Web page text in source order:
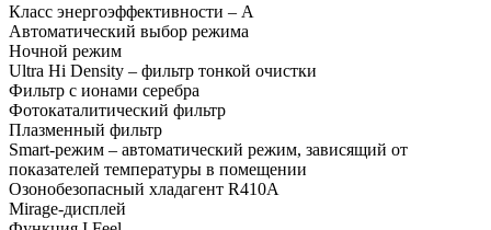
Класс энергоэффективности – А
Автоматический выбор режима
Ночной режим
Ultra Hi Density – фильтр тонкой очистки
Фильтр с ионами серебра
Фотокаталитический фильтр
Плазменный фильтр
Smart-режим – автоматический режим, зависящий от
показателей температуры в помещении
Озонобезопасный хладагент R410А
Mirage-дисплей